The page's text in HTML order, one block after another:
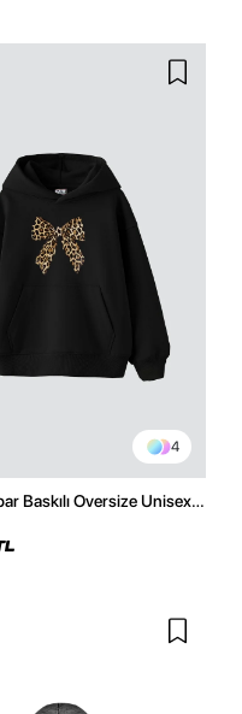
4
Baskılı Oversize Unisex